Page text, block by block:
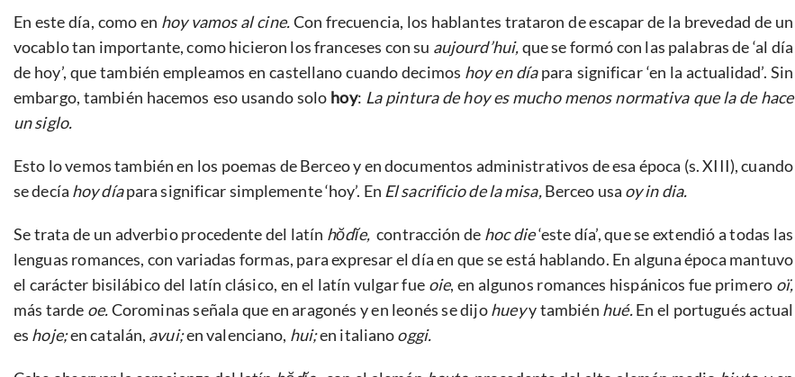
En este día, como en hoy vamos al cine.Con frecuencia, los hablantes trataron de escapar de la brevedad de un
vocablo tan importante, como hicieron los franceses con su aujourd’hui,que se formó con las palabras de ‘al día
de hoy’, que también empleamos en castellano cuando decimos hoy en díapara significar ‘en la actualidad’. Sin
embargo, también hacemos eso usando solo hoy: La pintura de hoy es mucho menos normativa que la de hace
un siglo.
Esto lo vemos también en los poemas de Berceo y en documentos administrativos de esa época (s. XIII), cuando
se decía hoy díapara significar simplemente ‘hoy’. En El sacrificio de la misa,Berceo usa oy in dia.
Se trata de un adverbio procedente del latín hŏdĭe, contracción de hoc die‘este día’, que se extendió a todas las
lenguas romances, con variadas formas, para expresar el día en que se está hablando. En alguna época mantuvo
el carácter bisilábico del latín clásico, en el latín vulgar fue oie, en algunos romances hispánicos fue primero oï,
más tarde oe.Corominas señala que en aragonés y en leonés se dijohueyy también hué.En el portugués actual
es hoje;en catalán, avui;en valenciano, hui;en italianooggi.